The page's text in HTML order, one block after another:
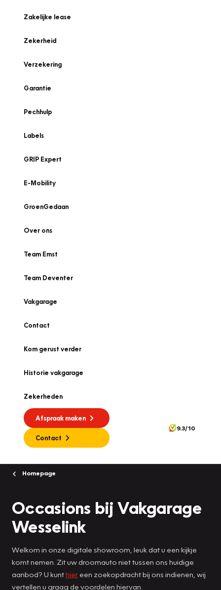
Zakelijke lease
Zekerheid
Verzekering
Garantie
Pechhulp
Labels
GRIP Expert
E-Mobility
GroenGedaan
Over ons
Team Emst
Team Deventer
Vakgarage
Contact
Kom gerust verder
Historie vakgarage
Zekerheden
Afspraak maken
Contact
9.3/10
Homepage
Occasions bij Vakgarage
Wesselink
Welkom in onze digitale showroom, leuk dat u een kijkje
komt nemen. Zit uw droomauto niet tussen ons huidige
aanbod? U kunthier een zoekopdracht bij ons indienen, wij
vertellen u graag de voordelen hiervan.